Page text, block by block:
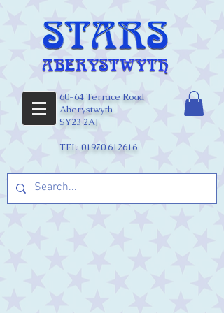
60-64 Terrace Road
Aberystwyth
SY23 2AJ
TEL: 01970 612616